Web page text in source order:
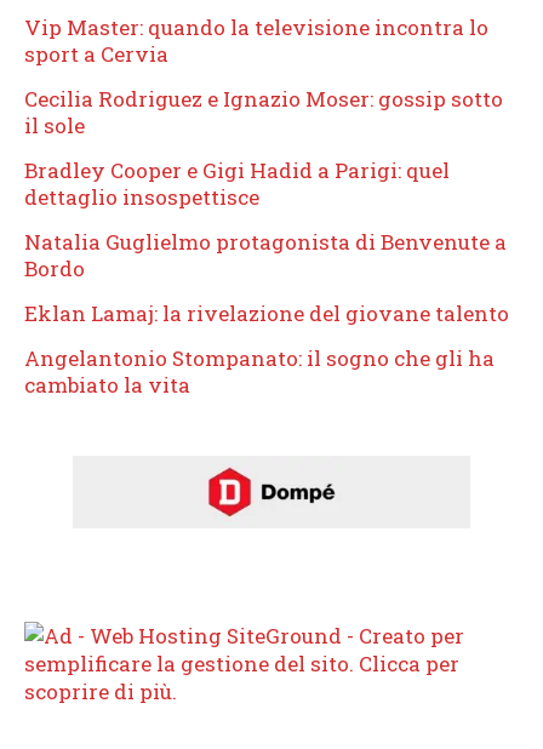
Vip Master: quando la televisione incontra lo
sport a Cervia
Cecilia Rodriguez e Ignazio Moser: gossip sotto
il sole
Bradley Cooper e Gigi Hadid a Parigi: quel
dettaglio insospettisce
Natalia Guglielmo protagonista di Benvenute a
Bordo
Eklan Lamaj: la rivelazione del giovane talento
Angelantonio Stompanato: il sogno che gli ha
cambiato la vita